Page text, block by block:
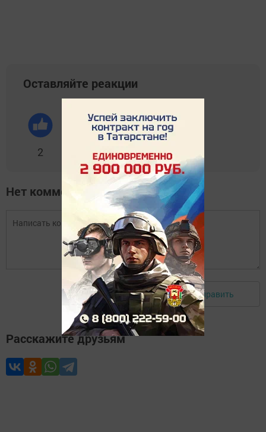
Оставляйте реакции
2 0 0
Нет комментариев
Авторизоваться Отправить
Расскажите друзьям